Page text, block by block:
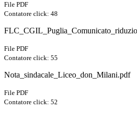
File PDF
Contatore click: 48
File PDF
Contatore click: 55
Nota_sindacale_Liceo_don_Milani.pdf
File PDF
Contatore click: 52